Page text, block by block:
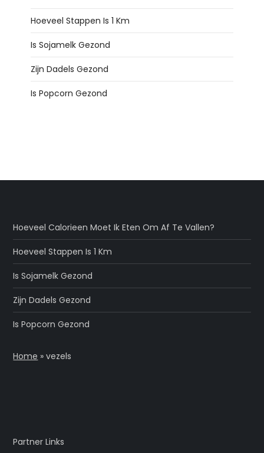
Hoeveel Stappen Is 1 Km
Is Sojamelk Gezond
Zijn Dadels Gezond
Is Popcorn Gezond
Hoeveel Calorieen Moet Ik Eten Om Af Te Vallen?
Hoeveel Stappen Is 1 Km
Is Sojamelk Gezond
Zijn Dadels Gezond
Is Popcorn Gezond
Home »vezels
Partner Links